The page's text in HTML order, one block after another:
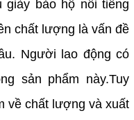
giày bảo hộ nổi tiếng
chất lượng là vấn đề
Người lao động có
sản phẩm này.Tuy
về chất lượng và xuất